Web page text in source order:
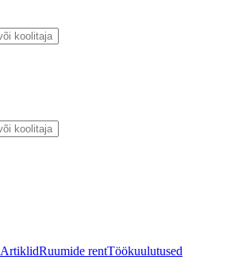
ArtiklidRuumide rentTöökuulutused